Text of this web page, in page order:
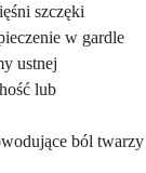
szczęki
w gardle
ustnej
lub
ból twarzy